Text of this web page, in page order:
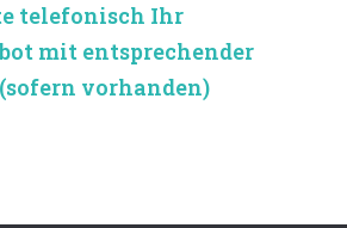
telefonisch Ihr
mit entsprechender
vorhanden)